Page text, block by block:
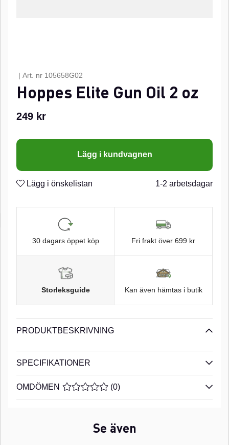
| Art. nr 105658G02
Hoppes Elite Gun Oil 2 oz
249 kr
Lägg i kundvagnen
Lägg i önskelistan 1-2 arbetsdagar
30 dagars öppet köp Fri frakt över 699 kr
Storleksguide Kan även hämtas i butik
PRODUKTBESKRIVNING
SPECIFIKATIONER
OMDÖMEN MEDELBETYG 0 AV 5 ANTAL BETYG 0
(0)
Se även